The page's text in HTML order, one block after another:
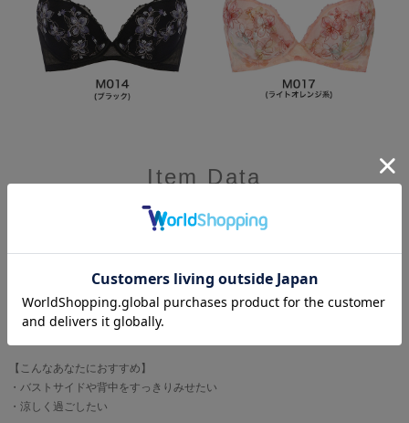
Item Data
・すっきり見える
・涼しく快適
【こんなあなたにおすすめ】
・バストサイドや背中をすっきりみせたい
・涼しく過ごしたい